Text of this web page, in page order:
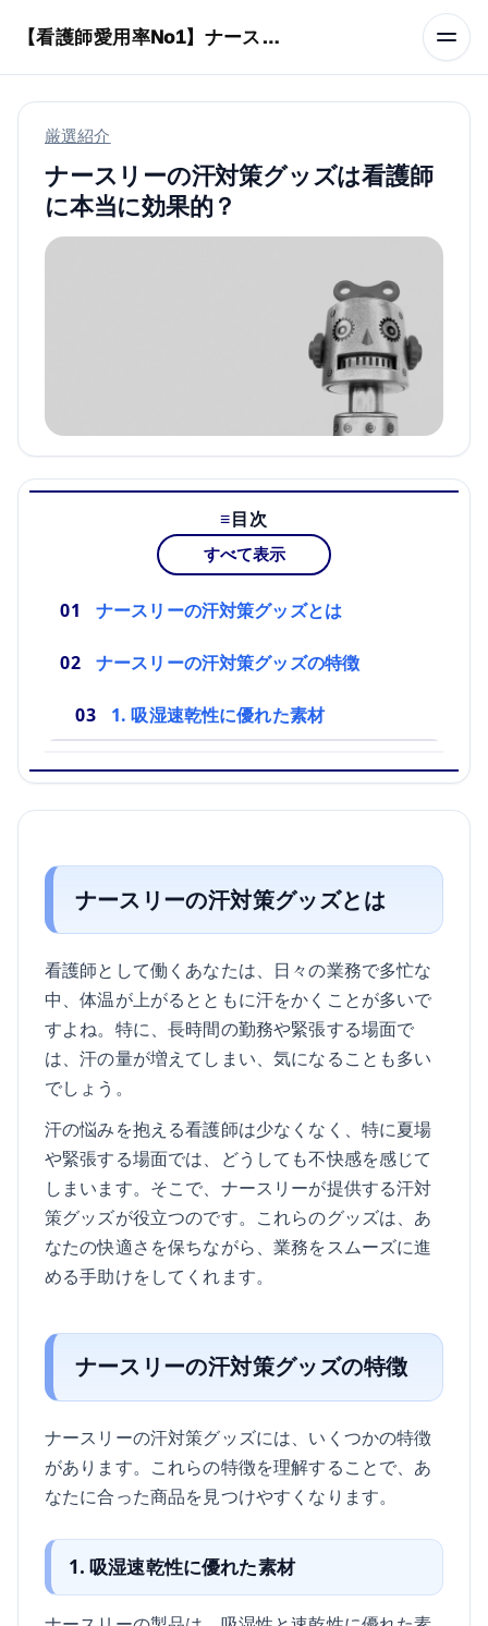
【看護師愛用率No1】ナースリーで人気の商品はコレ
厳選紹介
ナースリーの汗対策グッズは看護師
に本当に効果的？
目次
すべて表示
ナースリーの汗対策グッズとは
ナースリーの汗対策グッズの特徴
1. 吸湿速乾性に優れた素材
ナースリーの汗対策グッズとは
看護師として働くあなたは、日々の業務で多忙な
中、体温が上がるとともに汗をかくことが多いで
すよね。特に、長時間の勤務や緊張する場面で
は、汗の量が増えてしまい、気になることも多い
でしょう。
汗の悩みを抱える看護師は少なくなく、特に夏場
や緊張する場面では、どうしても不快感を感じて
しまいます。そこで、ナースリーが提供する汗対
策グッズが役立つのです。これらのグッズは、あ
なたの快適さを保ちながら、業務をスムーズに進
める手助けをしてくれます。
ナースリーの汗対策グッズの特徴
ナースリーの汗対策グッズには、いくつかの特徴
があります。これらの特徴を理解することで、あ
なたに合った商品を見つけやすくなります。
1. 吸湿速乾性に優れた素材